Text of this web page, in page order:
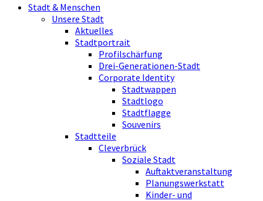
Stadt & Menschen
Unsere Stadt
Aktuelles
Stadtportrait
Profilschärfung
Drei-Generationen-Stadt
Corporate Identity
Stadtwappen
Stadtlogo
Stadtflagge
Souvenirs
Stadtteile
Cleverbrück
Soziale Stadt
Auftaktveranstaltung
Planungswerkstatt
Kinder- und